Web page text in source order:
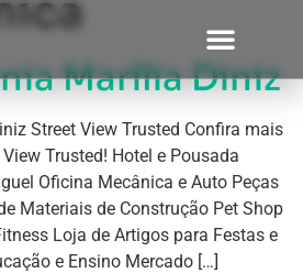
Marília Diniz
Street View Trusted Confira mais
Trusted! Hotel e Pousada
Oficina Mecânica e Auto Peças
Materiais de Construção Pet Shop
Loja de Artigos para Festas e
e Ensino Mercado […]